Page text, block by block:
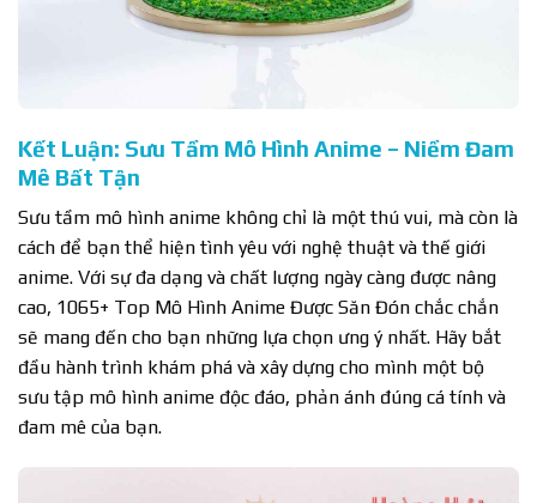
Kết Luận: Sưu Tầm Mô Hình Anime – Niềm Đam
Mê Bất Tận
Sưu tầm mô hình anime không chỉ là một thú vui, mà còn là
cách để bạn thể hiện tình yêu với nghệ thuật và thế giới
anime. Với sự đa dạng và chất lượng ngày càng được nâng
cao, 1065+ Top Mô Hình Anime Được Săn Đón chắc chắn
sẽ mang đến cho bạn những lựa chọn ưng ý nhất. Hãy bắt
đầu hành trình khám phá và xây dựng cho mình một bộ
sưu tập mô hình anime độc đáo, phản ánh đúng cá tính và
đam mê của bạn.